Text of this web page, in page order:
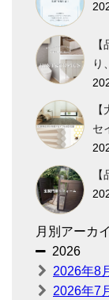
り
セ
月別アーカ
2026
2026年8
2026年7